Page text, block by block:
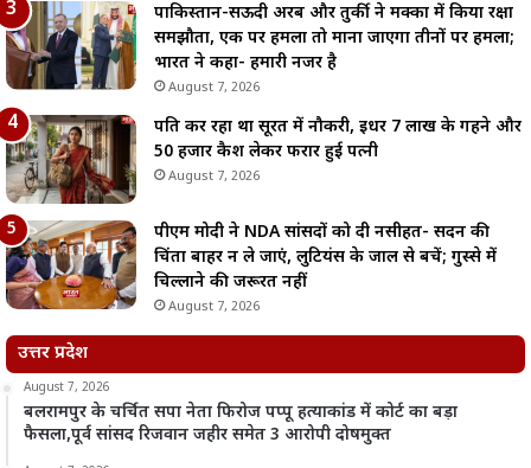
पाकिस्तान-सऊदी अरब और तुर्की ने मक्का में किया रक्षा
समझौता, एक पर हमला तो माना जाएगा तीनों पर हमला;
भारत ने कहा- हमारी नजर है
August 7, 2026
पति कर रहा था सूरत में नौकरी, इधर 7 लाख के गहने और
50 हजार कैश लेकर फरार हुई पत्नी
August 7, 2026
पीएम मोदी ने NDA सांसदों को दी नसीहत- सदन की
चिंता बाहर न ले जाएं, लुटियंस के जाल से बचें; गुस्से में
चिल्लाने की जरूरत नहीं
August 7, 2026
उत्तर प्रदेश
August 7, 2026
बलरामपुर के चर्चित सपा नेता फिरोज पप्पू हत्याकांड में कोर्ट का बड़ा
फैसला,पूर्व सांसद रिजवान जहीर समेत 3 आरोपी दोषमुक्त